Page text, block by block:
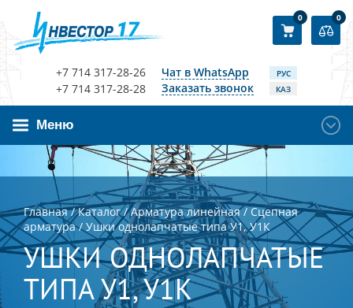
+7 714 317-28-26
+7 714 317-28-28
Чат в WhatsApp
Заказать звонок
РУС
КАЗ
0 0
Меню
Главная/Каталог/Арматура линейная/Сцепная
арматура/Ушки однолапчатые типа У1, У1К
УШКИ ОДНОЛАПЧАТЫЕ
ТИПА У1, У1К